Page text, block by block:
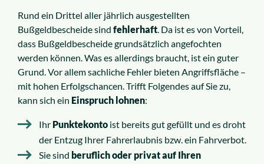
Rund ein Drittel aller jährlich ausgestellten
Bußgeldbescheide sind fehlerhaft. Da ist es von Vorteil,
dass Bußgeldbescheide grundsätzlich angefochten
werden können. Was es allerdings braucht, ist ein guter
Grund. Vor allem sachliche Fehler bieten Angriffsfläche –
mit hohen Erfolgschancen. Trifft Folgendes auf Sie zu,
kann sich ein Einspruch lohnen:
Ihr Punktekonto ist bereits gut gefüllt und es droht
der Entzug Ihrer Fahrerlaubnis bzw. ein Fahrverbot.
Sie sind beruflich oder privat auf Ihren